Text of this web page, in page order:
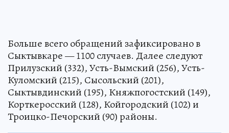
Больше всего обращений зафиксировано в
Сыктывкаре — 1100 случаев. Далее следуют
Прилузский (332), Усть-Вымский (256), Усть-
Куломский (215), Сысольский (201),
Сыктывдинский (195), Княжпогостский (149),
Корткеросский (128), Койгородский (102) и
Троицко-Печорский (90) районы.